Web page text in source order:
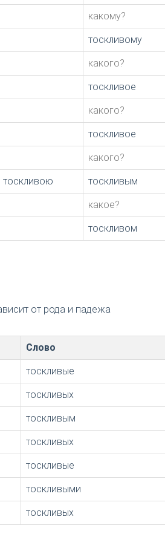
какому?
тоскливому
какого?
тоскливое
какого?
тоскливое
какого?
тоскливою тоскливым
какое?
тоскливом
от рода и падежа
Слово
тоскливые
тоскливых
тоскливым
тоскливых
тоскливые
тоскливыми
тоскливых